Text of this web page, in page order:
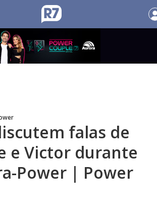
falas de
e Victor durante
Power | Power